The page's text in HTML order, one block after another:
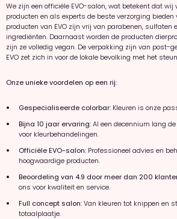
We zijn een officiële EVO-salon, wat betekent dat
producten en als experts de beste verzorging bieden
producten van EVO zijn vrij van parabenen, sulfaten
ingrediënten. Daarnaast worden de producten
zijn ze volledig vegan. De verpakking zijn van post-
EVO zet zich in voor de lokale bevolking met het
Onze unieke voordelen op een rij:
Gespecialiseerde colorbar: Kleuren is onze
Bijna 10 jaar ervaring:Al een decennium lang
voor kleurbehandelingen.
Officiële EVO-salon: Professioneel advies en
hoogwaardige producten.
Beoordeling van 4.9 door meer dan 200
ons voor kwaliteit en service.
Full concept salon:Van kleuren tot knippen en
totaalplaatje.